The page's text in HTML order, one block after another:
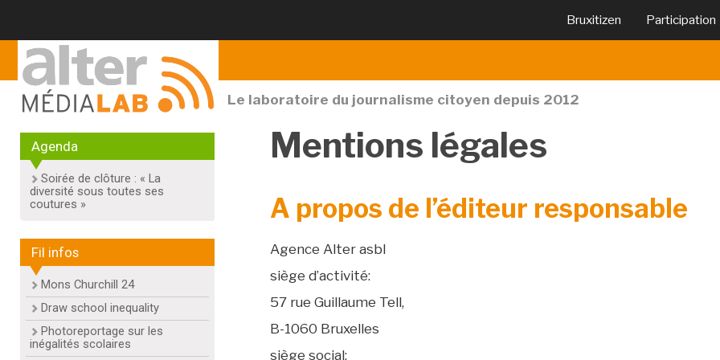
Bruxitizen Participation
Le laboratoire du journalisme citoyen depuis 2012
Mentions légalesMentions
A propos de l’éditeur responsable
Agence Alter asbl
siège d’activité:
57 rue Guillaume Tell,
B-1060 Bruxelles
siège social:
Agenda
Soirée de clôture : « La
diversité sous toutes ses
coutures »
Fil infos
Mons Churchill 24
Draw school inequality
Photoreportage sur les
inégalités scolaires